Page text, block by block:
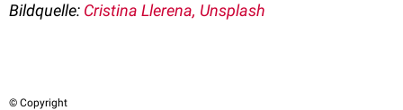
Bildquelle: Cristina Llerena, Unsplash
© Copyright